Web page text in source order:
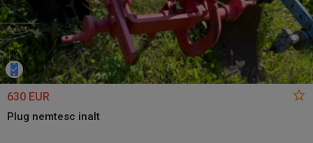
630 EUR
Plug nemtesc inalt